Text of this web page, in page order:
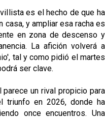
es el hecho de que ha
y ampliar esa racha es
en zona de descenso y
La afición volverá a
tal y como pidió el martes
ser clave.
un rival propicio para
triunfo en 2026, donde ha
once encuentros. Una